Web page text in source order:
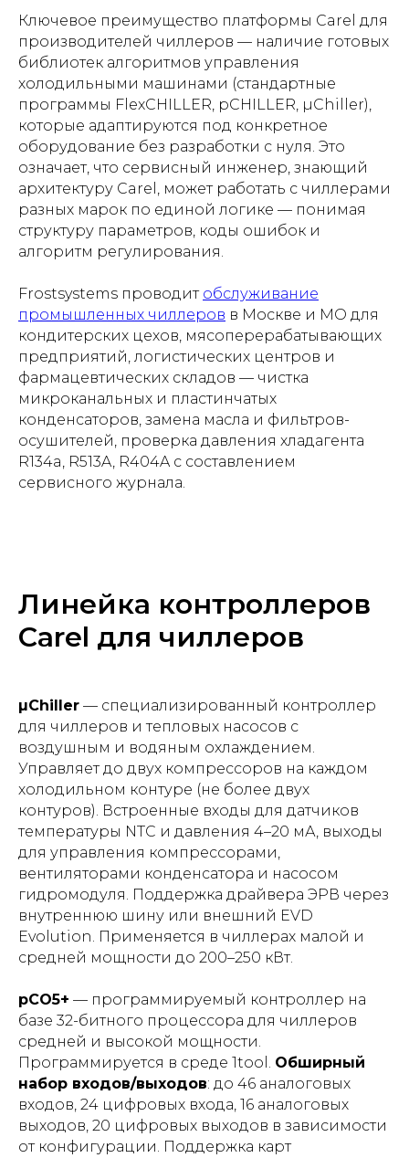
Ключевое преимущество платформы Carel для
производителей чиллеров — наличие готовых
библиотек алгоритмов управления
холодильными машинами (стандартные
программы FlexCHILLER, pCHILLER, µChiller),
которые адаптируются под конкретное
оборудование без разработки с нуля. Это
означает, что сервисный инженер, знающий
архитектуру Carel, может работать с чиллерами
разных марок по единой логике — понимая
структуру параметров, коды ошибок и
алгоритм регулирования.
Frostsystems проводит обслуживание
промышленных чиллеров в Москве и МО для
кондитерских цехов, мясоперерабатывающих
предприятий, логистических центров и
фармацевтических складов — чистка
микроканальных и пластинчатых
конденсаторов, замена масла и фильтров-
осушителей, проверка давления хладагента
R134a, R513A, R404A с составлением
сервисного журнала.
Линейка контроллеров
Carel для чиллеров
µChiller — специализированный контроллер
для чиллеров и тепловых насосов с
воздушным и водяным охлаждением.
Управляет до двух компрессоров на каждом
холодильном контуре (не более двух
контуров). Встроенные входы для датчиков
температуры NTC и давления 4–20 мА, выходы
для управления компрессорами,
вентиляторами конденсатора и насосом
гидромодуля. Поддержка драйвера ЭРВ через
внутреннюю шину или внешний EVD
Evolution. Применяется в чиллерах малой и
средней мощности до 200–250 кВт.
pCO5+ — программируемый контроллер на
базе 32-битного процессора для чиллеров
средней и высокой мощности.
Программируется в среде 1tool. Обширный
набор входов/выходов: до 46 аналоговых
входов, 24 цифровых входа, 16 аналоговых
выходов, 20 цифровых выходов в зависимости
от конфигурации. Поддержка карт